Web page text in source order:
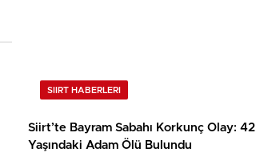
SIIRT HABERLERI
Siirt’te Bayram Sabahı Korkunç Olay: 42
Yaşındaki Adam Ölü Bulundu